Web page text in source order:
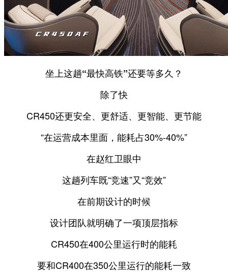
坐上这趟“最快高铁”还要等多久？
除了快
CR450还更安全、更舒适、更智能、更节能
“在运营成本里面，能耗占30%-40%”
在赵红卫眼中
这趟列车既“竞速”又“竞效”
在前期设计的时候
设计团队就明确了一项顶层指标
CR450在400公里运行时的能耗
要和CR400在350公里运行的能耗一致